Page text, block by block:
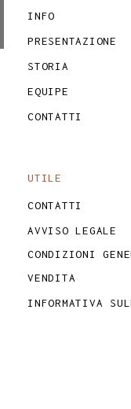
INFO
PRESENTAZIONE
STORIA
EQUIPE
CONTATTI
UTILE
CONTATTI
AVVISO LEGALE
CONDIZIONI
VENDITA
INFORMATIVA